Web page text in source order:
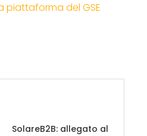
piattaforma del GSE
SolareB2B: allegato al